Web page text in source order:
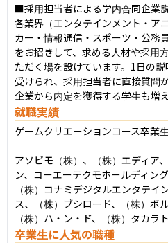
■採用担当者による学内合同企業
各業界（エンタテインメント・ア
カー・情報通信・スポーツ・公務
をお招きして、求める人材や採用
ただく場を設けています。1日の
受けられ、採用担当者に直接質問
企業から内定を獲得する学生も増え
就職実績
ゲームクリエーションコース卒業
アソビモ（株）、（株）エディア
ン、コーエーテクモホールディン
（株）コナミデジタルエンタテ
ス、（株）ブシロード、（株）ボ
（株）ハ・ン・ド、（株）タカラ
卒業生に人気の職種